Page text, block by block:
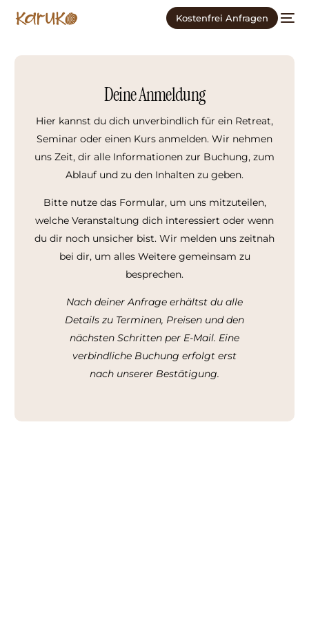
Kostenfrei Anfragen
Deine Anmeldung
Hier kannst du dich unverbindlich für ein Retreat,
Seminar oder einen Kurs anmelden. Wir nehmen
uns Zeit, dir alle Informationen zur Buchung, zum
Ablauf und zu den Inhalten zu geben.
Bitte nutze das Formular, um uns mitzuteilen,
welche Veranstaltung dich interessiert oder wenn
du dir noch unsicher bist. Wir melden uns zeitnah
bei dir, um alles Weitere gemeinsam zu
besprechen.
Nach deiner Anfrage erhältst du alle
Details zu Terminen, Preisen und den
nächsten Schritten per E-Mail. Eine
verbindliche Buchung erfolgt erst
nach unserer Bestätigung.